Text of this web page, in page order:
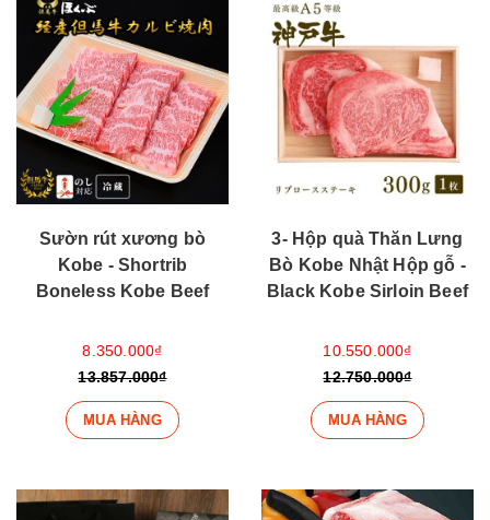
Sườn rút xương bò
Kobe - Shortrib
Boneless Kobe Beef
8.350.000₫
13.857.000₫
MUA HÀNG
3- Hộp quà Thăn Lưng
Bò Kobe Nhật Hộp gỗ -
Black Kobe Sirloin Beef
10.550.000₫
12.750.000₫
MUA HÀNG